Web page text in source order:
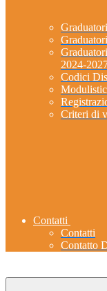
2024-
Codici
Criteri di
Contatti
Contatti
Contatto